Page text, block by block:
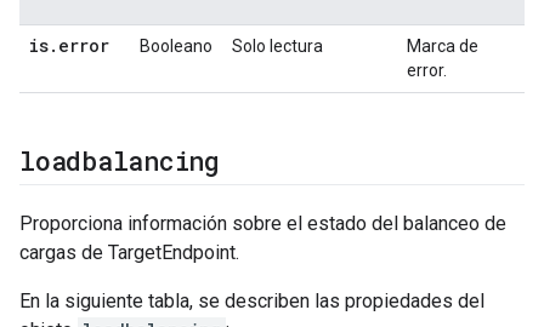
is. error Booleano Solo lectura
Marca de
error.
loadbalancing
Proporciona información sobre el estado del balanceo de
cargas de TargetEndpoint.
En la siguiente tabla, se describen las propiedades del